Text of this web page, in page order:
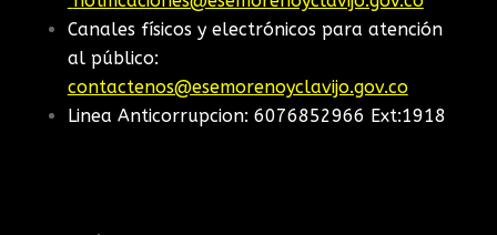
Canales físicos y electrónicos para atención
al público:
contactenos@esemorenoyclavijo.gov.co
Linea Anticorrupcion: 6076852966 Ext:1918